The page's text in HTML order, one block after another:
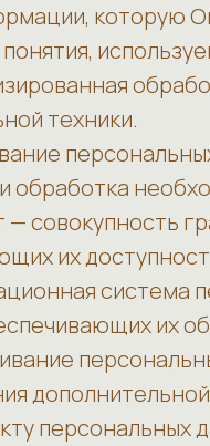
которую
техники.
обработка
— совокупность
их
система
их
персональных